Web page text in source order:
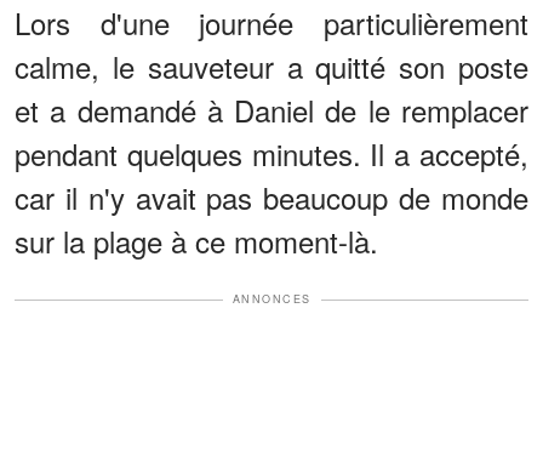
Lors d'une journée particulièrement
calme, le sauveteur a quitté son poste
et a demandé à Daniel de le remplacer
pendant quelques minutes. Il a accepté,
car il n'y avait pas beaucoup de monde
sur la plage à ce moment-là.
ANNONCES